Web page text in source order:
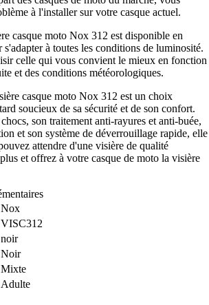
à l'installer sur votre casque actuel.
casque moto Nox 312 est disponible en
à toutes les conditions de luminosité.
celle qui vous convient le mieux en fonction
et des conditions météorologiques.
casque moto Nox 312 est un choix
soucieux de sa sécurité et de son confort.
son traitement anti-rayures et anti-buée,
et son système de déverrouillage rapide, elle
attendre d'une visière de qualité
et offrez à votre casque de moto la visière
Nox
VISC312
noir
Noir
Mixte
Adulte